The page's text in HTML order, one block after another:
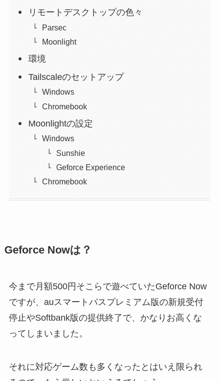
リモートデスクトップの色々
Parsec
Moonlight
環境
Tailscaleのセットアップ
Windows
Chromebook
Moonlightの設定
Windows
Sunshie
Geforce Experience
Chromebook
Geforce Nowは？
今まで月額500円そこらで遊べていたGeforce Now
ですが、auスマートパスプレミアム版の新規受付
停止やSoftbank版の提供終了で、かなりお高くな
ってしまいました。
それに対応ゲーム数も多くなったとはいえ限られ